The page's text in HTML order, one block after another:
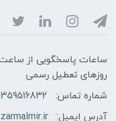
روزهای تعطیل رسمی
شماره تماس:
آدرس ایمیل: